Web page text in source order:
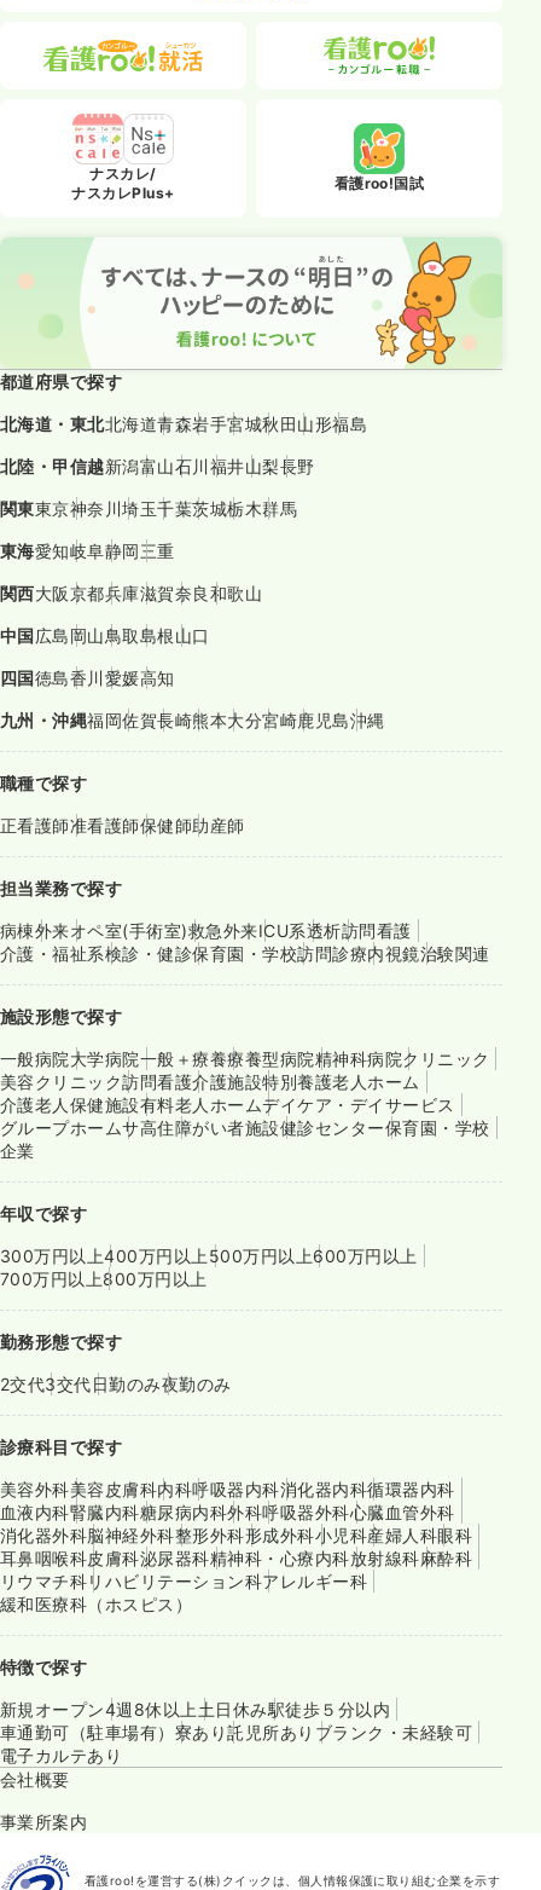
ナスカレ/
ナスカレPlus+
看護roo!国試
都道府県で探す
北海道・東北北海道青森岩手宮城秋田山形福島
北陸・甲信越新潟富山石川福井山梨長野
関東東京神奈川埼玉千葉茨城栃木群馬
東海愛知岐阜静岡三重
関西大阪京都兵庫滋賀奈良和歌山
中国広島岡山鳥取島根山口
四国徳島香川愛媛高知
九州・沖縄福岡佐賀長崎熊本大分宮崎鹿児島沖縄
職種で探す
正看護師准看護師保健師助産師
担当業務で探す
病棟外来オペ室(手術室)救急外来ICU系透析訪問看護
介護・福祉系検診・健診保育園・学校訪問診療内視鏡治験関連
施設形態で探す
一般病院大学病院一般＋療養療養型病院精神科病院クリニック
美容クリニック訪問看護介護施設特別養護老人ホーム
介護老人保健施設有料老人ホームデイケア・デイサービス
グループホームサ高住障がい者施設健診センター保育園・学校
企業
年収で探す
300万円以上400万円以上 500万円以上600万円以上
700万円以上800万円以上
勤務形態で探す
2交代3交代日勤のみ夜勤のみ
診療科目で探す
美容外科美容皮膚科内科呼吸器内科消化器内科循環器内科
血液内科腎臓内科糖尿病内科外科呼吸器外科心臓血管外科
消化器外科脳神経外科整形外科形成外科小児科産婦人科眼科
耳鼻咽喉科皮膚科泌尿器科精神科・心療内科放射線科麻酔科
リウマチ科リハビリテーション科アレルギー科
緩和医療科（ホスピス）
特徴で探す
新規オープン4週8休以上 土日休み駅徒歩５分以内
車通勤可（駐車場有） 寮あり託児所あり ブランク・未経験可
電子カルテあり
会社概要
事業所案内
看護roo!を運営する(株)クイックは、個人情報保護に取り組む企業を示す